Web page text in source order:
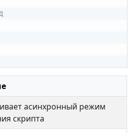
асинхронный режим
скрипта